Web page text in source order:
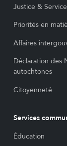
Justice &
Priorités en
Affaires
Déclaration des
autochtones
Citoyenneté
Services
Éducation